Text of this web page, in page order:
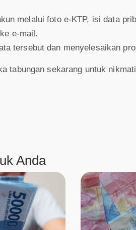
melalui foto e-KTP, isi data
e-mail.
tersebut dan menyelesaikan
tabungan sekarang untuk
Anda